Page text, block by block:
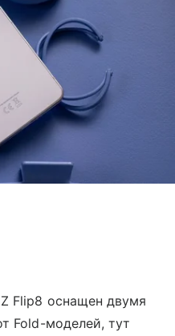
Flip8 оснащен двумя
Fold-моделей, тут